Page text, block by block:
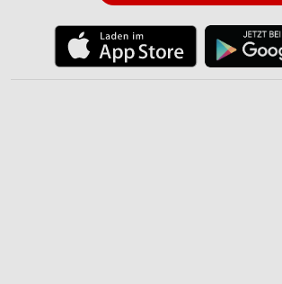
personalisierter Werbung
Erstellung von Profilen zur Personalisierung
von Inhalten